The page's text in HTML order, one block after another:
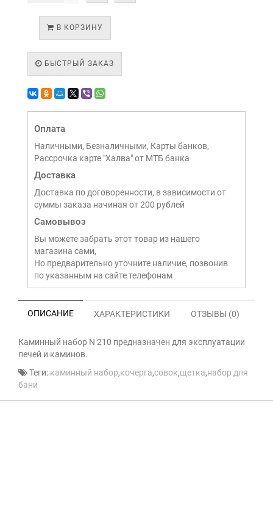
В КОРЗИНУ
БЫСТРЫЙ ЗАКАЗ
Оплата
Наличными, Безналичными, Карты банков,
Рассрочка карте "Халва" от МТБ банка
Доставка
Доставка по договоренности, в зависимости от
суммы заказа начиная от 200 рублей
Самовывоз
Вы можете забрать этот товар из нашего
магазина сами,
Но предварительно уточните наличие, позвонив
по указанным на сайте телефонам
ОПИСАНИЕ ХАРАКТЕРИСТИКИ ОТЗЫВЫ (0)
Каминный набор N 210 предназначен для эксплуатации
печей и каминов.
Теги: каминный набор,кочерга,совок,щетка,набор для
бани